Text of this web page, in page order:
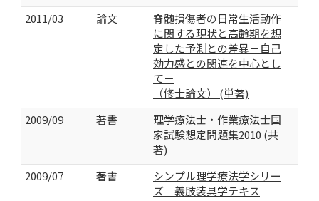
2011/03
論文
脊髄損傷者の日常生活動作
に関する現状と高齢期を想
定した予測との差異－自己
効力感との関連を中心とし
て－
（修士論文） (単著)
2009/09
著書
理学療法士・作業療法士国
家試験想定問題集2010 (共
著)
2009/07
著書
シンプル理学療法学シリー
ズ 義肢装具学テキス